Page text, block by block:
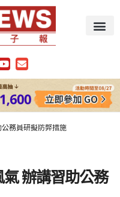
務員研擬防弊措施
辦講習助公務